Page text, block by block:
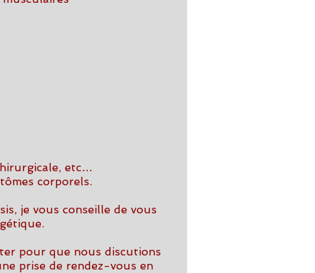
etc…
corporels.
je vous conseille de vous
pour que nous discutions
prise de rendez-vous en